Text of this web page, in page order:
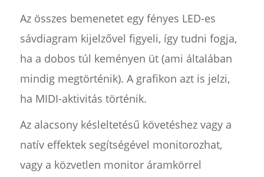
Az összes bemenetet egy fényes LED-es
sávdiagram kijelzővel figyeli, így tudni fogja,
ha a dobos túl keményen üt (ami általában
mindig megtörténik). A grafikon azt is jelzi,
ha MIDI-aktivitás történik.
Az alacsony késleltetésű követéshez vagy a
natív effektek segítségével monitorozhat,
vagy a közvetlen monitor áramkörrel